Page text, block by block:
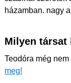
házamban. nagy
Milyen társat
Teodóra még
meg!